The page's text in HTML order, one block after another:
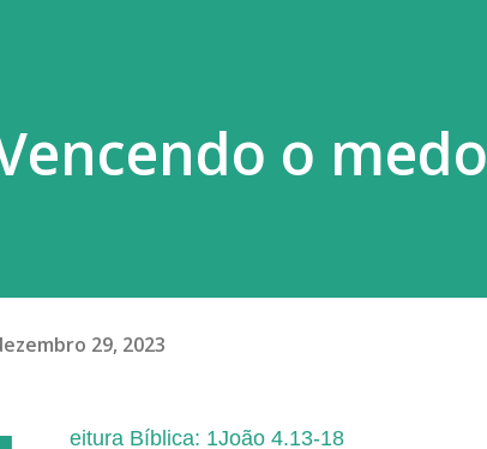
o medo
29, 2023
eitura Bíblica: 1João 4.13-18